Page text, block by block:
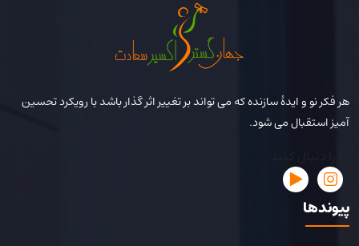
هر فکر نو و ایدۀ سازنده که می تواند بر تغییر اثر گذار باشد با رویکرد تحسین
آمیز استقبال می شود.
پیوندها